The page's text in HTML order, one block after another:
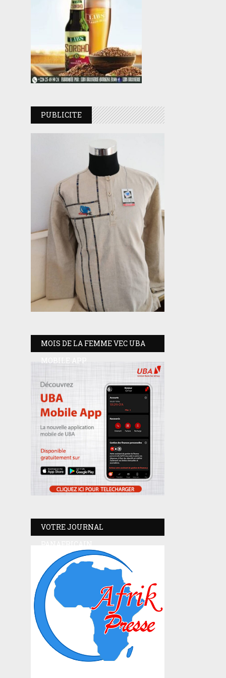
PUBLICITE
MOIS DE LA FEMME VEC UBA
MOBILE APP
VOTRE JOURNAL